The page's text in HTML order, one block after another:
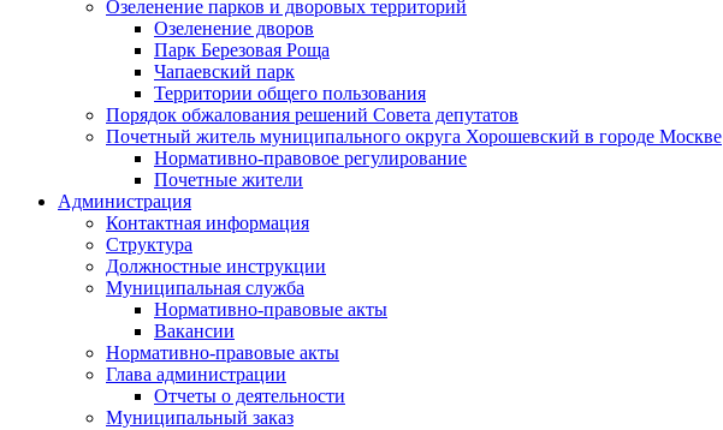
Озеленение парков и дворовых территорий
Озеленение дворов
Парк Березовая Роща
Чапаевский парк
Территории общего пользования
Порядок обжалования решений Совета депутатов
Почетный житель муниципального округа Хорошевский в городе Москве
Нормативно-правовое регулирование
Почетные жители
Администрация
Контактная информация
Структура
Должностные инструкции
Муниципальная служба
Нормативно-правовые акты
Вакансии
Нормативно-правовые акты
Глава администрации
Отчеты о деятельности
Муниципальный заказ